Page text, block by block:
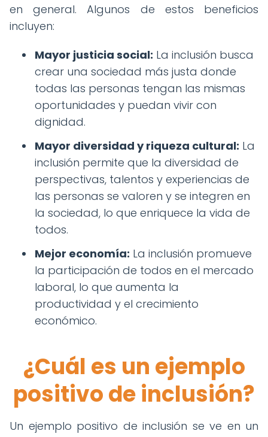
en general. Algunos de estos beneficios
incluyen:
Mayor justicia social: La inclusión busca
crear una sociedad más justa donde
todas las personas tengan las mismas
oportunidades y puedan vivir con
dignidad.
Mayor diversidad y riqueza cultural: La
inclusión permite que la diversidad de
perspectivas, talentos y experiencias de
las personas se valoren y se integren en
la sociedad, lo que enriquece la vida de
todos.
Mejor economía: La inclusión promueve
la participación de todos en el mercado
laboral, lo que aumenta la
productividad y el crecimiento
económico.
¿Cuál es un ejemplo
positivo de inclusión?
Un ejemplo positivo de inclusión se ve en un